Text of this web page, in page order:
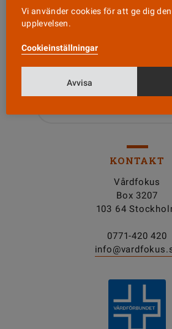
KONTAKT
Vårdfokus
Box 3207
103 64
0771-420 420
Vi använder cookies för att ge dig
upplevelsen.
Cookieinställningar
Avvisa